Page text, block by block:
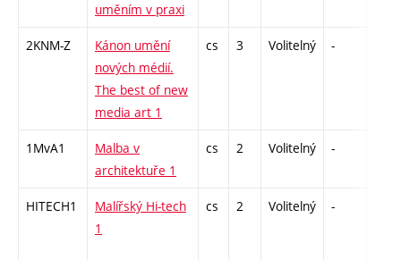
uměním v praxi
2KNM-Z
Kánon umění
nových médií.
The best of new
media art 1
cs 3 Volitelný -
1MvA1
Malba v
architektuře 1
cs 2 Volitelný -
HITECH1
Malířský Hi-tech
1
cs 2 Volitelný -